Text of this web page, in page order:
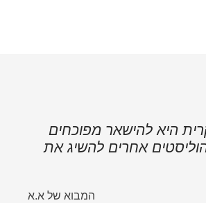
היא להישאר מפוכחים
אחרים להשיג את
המבוא של א.א